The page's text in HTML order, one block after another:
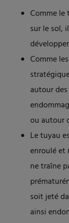
Comme le
sur le sol,
Comme
autour
ou autour
Le tuyau
enroulé et
ne traîne
soit jeté
ainsi